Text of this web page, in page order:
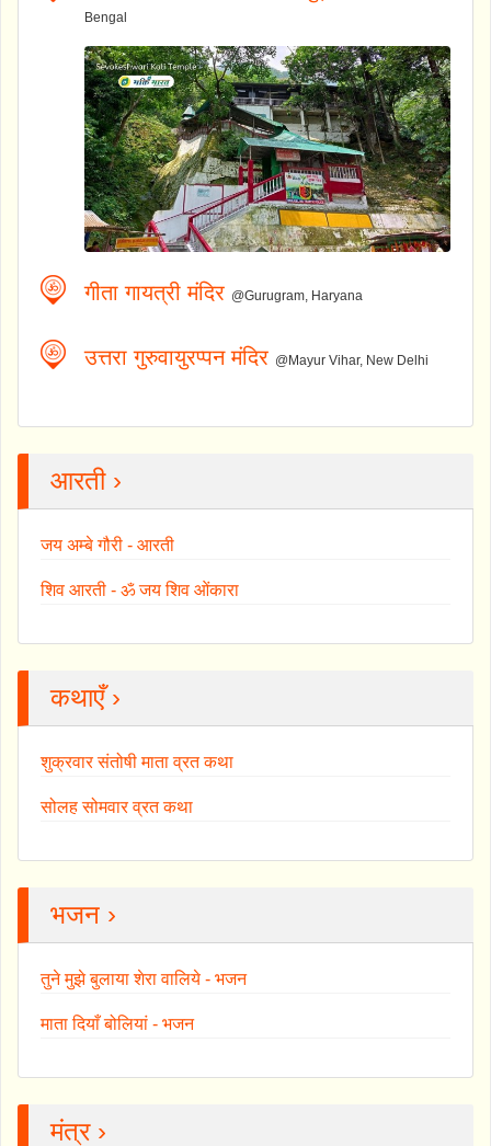
Bengal
गीता गायत्री मंदिर @Gurugram, Haryana
उत्तरा गुरुवायुरप्पन मंदिर @Mayur Vihar, New Delhi
आरती ›
जय अम्बे गौरी - आरती
शिव आरती - ॐ जय शिव ओंकारा
कथाएँ ›
शुक्रवार संतोषी माता व्रत कथा
सोलह सोमवार व्रत कथा
भजन ›
तुने मुझे बुलाया शेरा वालिये - भजन
माता दियाँ बोलियां - भजन
मंत्र ›